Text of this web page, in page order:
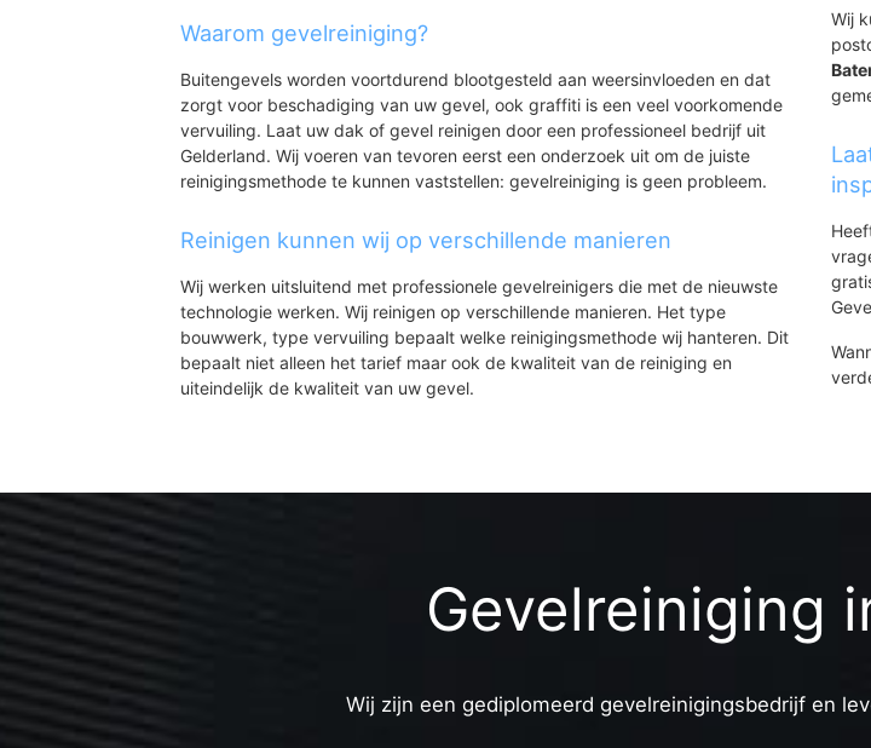
Waarom gevelreiniging?
Buitengevels worden voortdurend blootgesteld aan weersinvloeden en dat
zorgt voor beschadiging van uw gevel, ook graffiti is een veel voorkomende
vervuiling. Laat uw dak of gevel reinigen door een professioneel bedrijf uit
Gelderland. Wij voeren van tevoren eerst een onderzoek uit om de juiste
reinigingsmethode te kunnen vaststellen: gevelreiniging is geen probleem.
Reinigen kunnen wij op verschillende manieren
Wij werken uitsluitend met professionele gevelreinigers die met de nieuwste
technologie werken. Wij reinigen op verschillende manieren. Het type
bouwwerk, type vervuiling bepaalt welke reinigingsmethode wij hanteren. Dit
bepaalt niet alleen het tarief maar ook de kwaliteit van de reiniging en
uiteindelijk de kwaliteit van uw gevel.
Wij
Gevelreiniging
Wij zijn een gediplomeerd gevelreinigingsbedrijf en